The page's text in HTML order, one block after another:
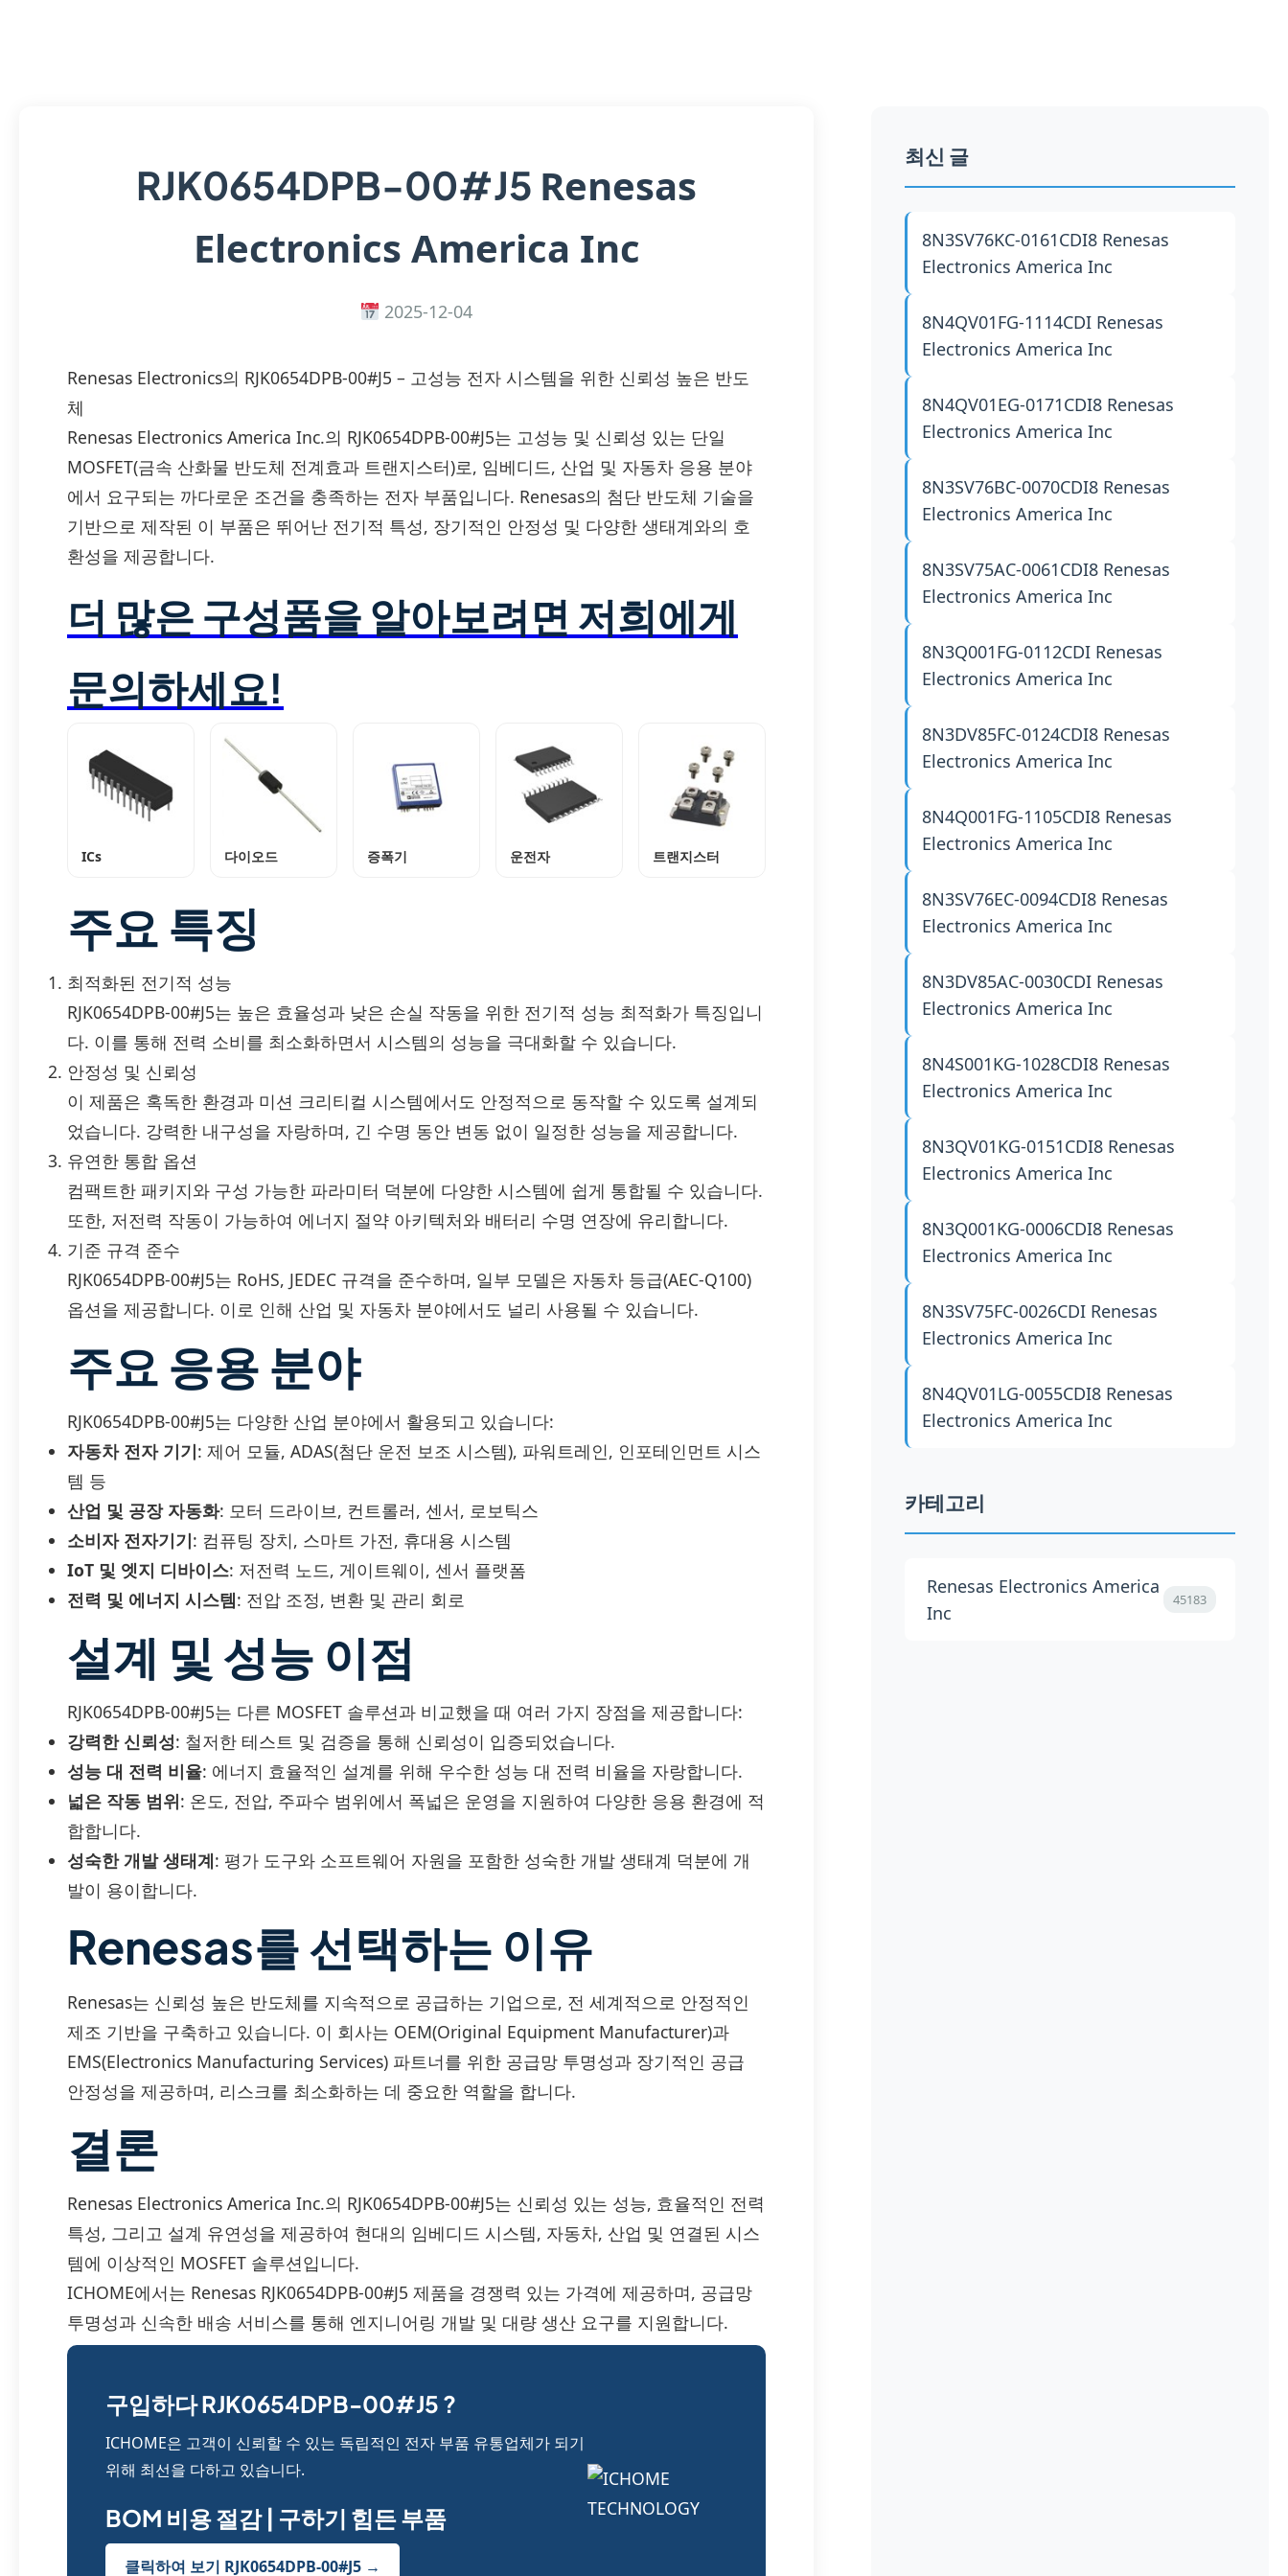
RJK0654DPB-00#J5 Renesas
Electronics America Inc
2025-12-04
Renesas Electronics의 RJK0654DPB-00#J5 – 고성능 전자 시스템을 위한 신뢰성 높은 반도
체
Renesas Electronics America Inc.의 RJK0654DPB-00#J5는 고성능 및 신뢰성 있는 단일
MOSFET(금속 산화물 반도체 전계효과 트랜지스터)로, 임베디드, 산업 및 자동차 응용 분야
에서 요구되는 까다로운 조건을 충족하는 전자 부품입니다. Renesas의 첨단 반도체 기술을
기반으로 제작된 이 부품은 뛰어난 전기적 특성, 장기적인 안정성 및 다양한 생태계와의 호
환성을 제공합니다.
더 많은 구성품을 알아보려면 저희에게
문의하세요!
ICs 다이오드 증폭기 운전자 트랜지스터
주요 특징
최적화된 전기적 성능
RJK0654DPB-00#J5는 높은 효율성과 낮은 손실 작동을 위한 전기적 성능 최적화가 특징입니
다. 이를 통해 전력 소비를 최소화하면서 시스템의 성능을 극대화할 수 있습니다.
안정성 및 신뢰성
이 제품은 혹독한 환경과 미션 크리티컬 시스템에서도 안정적으로 동작할 수 있도록 설계되
었습니다. 강력한 내구성을 자랑하며, 긴 수명 동안 변동 없이 일정한 성능을 제공합니다.
유연한 통합 옵션
컴팩트한 패키지와 구성 가능한 파라미터 덕분에 다양한 시스템에 쉽게 통합될 수 있습니다.
또한, 저전력 작동이 가능하여 에너지 절약 아키텍처와 배터리 수명 연장에 유리합니다.
기준 규격 준수
RJK0654DPB-00#J5는 RoHS, JEDEC 규격을 준수하며, 일부 모델은 자동차 등급(AEC-Q100)
옵션을 제공합니다. 이로 인해 산업 및 자동차 분야에서도 널리 사용될 수 있습니다.
주요 응용 분야
RJK0654DPB-00#J5는 다양한 산업 분야에서 활용되고 있습니다:
자동차 전자 기기: 제어 모듈, ADAS(첨단 운전 보조 시스템), 파워트레인, 인포테인먼트 시스
템 등
산업 및 공장 자동화: 모터 드라이브, 컨트롤러, 센서, 로보틱스
소비자 전자기기: 컴퓨팅 장치, 스마트 가전, 휴대용 시스템
IoT 및 엣지 디바이스: 저전력 노드, 게이트웨이, 센서 플랫폼
전력 및 에너지 시스템: 전압 조정, 변환 및 관리 회로
설계 및 성능 이점
RJK0654DPB-00#J5는 다른 MOSFET 솔루션과 비교했을 때 여러 가지 장점을 제공합니다:
강력한 신뢰성: 철저한 테스트 및 검증을 통해 신뢰성이 입증되었습니다.
성능 대 전력 비율: 에너지 효율적인 설계를 위해 우수한 성능 대 전력 비율을 자랑합니다.
넓은 작동 범위: 온도, 전압, 주파수 범위에서 폭넓은 운영을 지원하여 다양한 응용 환경에 적
합합니다.
성숙한 개발 생태계: 평가 도구와 소프트웨어 자원을 포함한 성숙한 개발 생태계 덕분에 개
발이 용이합니다.
Renesas를 선택하는 이유
Renesas는 신뢰성 높은 반도체를 지속적으로 공급하는 기업으로, 전 세계적으로 안정적인
제조 기반을 구축하고 있습니다. 이 회사는 OEM(Original Equipment Manufacturer)과
EMS(Electronics Manufacturing Services) 파트너를 위한 공급망 투명성과 장기적인 공급
안정성을 제공하며, 리스크를 최소화하는 데 중요한 역할을 합니다.
결론
Renesas Electronics America Inc.의 RJK0654DPB-00#J5는 신뢰성 있는 성능, 효율적인 전력
특성, 그리고 설계 유연성을 제공하여 현대의 임베디드 시스템, 자동차, 산업 및 연결된 시스
템에 이상적인 MOSFET 솔루션입니다.
ICHOME에서는 Renesas RJK0654DPB-00#J5 제품을 경쟁력 있는 가격에 제공하며, 공급망
투명성과 신속한 배송 서비스를 통해 엔지니어링 개발 및 대량 생산 요구를 지원합니다.
구입하다 RJK0654DPB-00#J5 ?
ICHOME은 고객이 신뢰할 수 있는 독립적인 전자 부품 유통업체가 되기
위해 최선을 다하고 있습니다.
BOM 비용 절감 | 구하기 힘든 부품
클릭하여 보기 RJK0654DPB-00#J5 →
최신 글
8N3SV76KC-0161CDI8 Renesas
Electronics America Inc
8N4QV01FG-1114CDI Renesas
Electronics America Inc
8N4QV01EG-0171CDI8 Renesas
Electronics America Inc
8N3SV76BC-0070CDI8 Renesas
Electronics America Inc
8N3SV75AC-0061CDI8 Renesas
Electronics America Inc
8N3Q001FG-0112CDI Renesas
Electronics America Inc
8N3DV85FC-0124CDI8 Renesas
Electronics America Inc
8N4Q001FG-1105CDI8 Renesas
Electronics America Inc
8N3SV76EC-0094CDI8 Renesas
Electronics America Inc
8N3DV85AC-0030CDI Renesas
Electronics America Inc
8N4S001KG-1028CDI8 Renesas
Electronics America Inc
8N3QV01KG-0151CDI8 Renesas
Electronics America Inc
8N3Q001KG-0006CDI8 Renesas
Electronics America Inc
8N3SV75FC-0026CDI Renesas
Electronics America Inc
8N4QV01LG-0055CDI8 Renesas
Electronics America Inc
카테고리
Renesas Electronics America
Inc
45183